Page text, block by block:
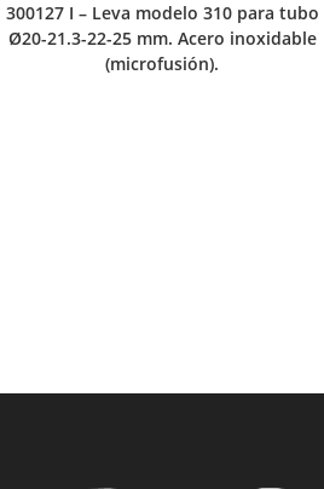
300127 I – Leva modelo 310 para tubo
Ø20-21.3-22-25 mm. Acero inoxidable
(microfusión).